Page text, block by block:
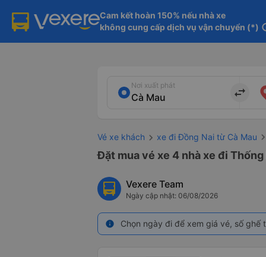
Cam kết hoàn 150% nếu nhà xe
không cung cấp dịch vụ vận chuyển (*)
Nơi xuất phát
import_export
Vé xe khách xe đi Đồng Nai từ Cà Mau
Đặt mua vé xe 4 nhà xe đi
Vexere Team
Ngày cập nhật: 06/08/2026
info Chọn ngày đi để xem giá vé, số